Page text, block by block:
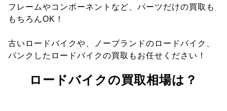
フレームやコンポーネントなど、パーツだけの買取も
もちろんOK！
古いロードバイクや、ノーブランドのロードバイク、
パンクしたロードバイクの買取もお任せください！
ロードバイクの買取相場は？